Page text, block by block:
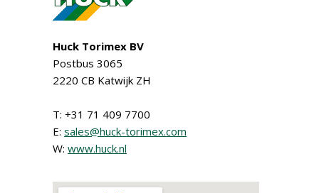
Huck Torimex BV
Postbus 3065
2220 CB Katwijk ZH
T: +31 71 409 7700
E: sales@huck-torimex.com
W: www.huck.nl